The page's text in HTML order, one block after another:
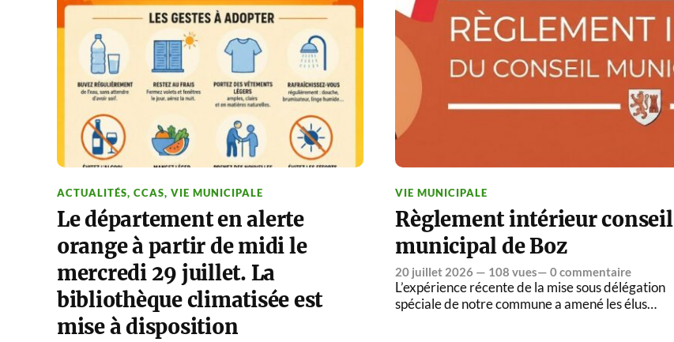
ACTUALITÉS, CCAS, VIE MUNICIPALE
Le département en alerte
orange à partir de midi le
mercredi 29 juillet. La
bibliothèque climatisée est
mise à disposition
VIE MUNICIPALE
Règlement intérieur conseil
municipal de Boz
20 juillet 2026 — 108 vues—0 commentaire
L’expérience récente de la mise sous délégation
spéciale de notre commune a amené les élus…